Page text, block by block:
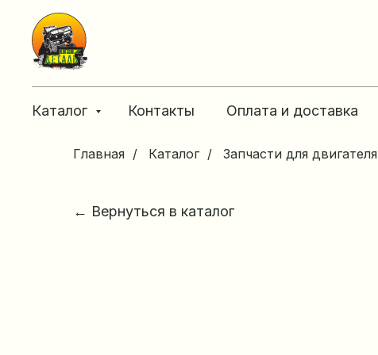
Каталог Контакты Оплата и доставка
Главная / Каталог / Запчасти для
← Вернуться в каталог